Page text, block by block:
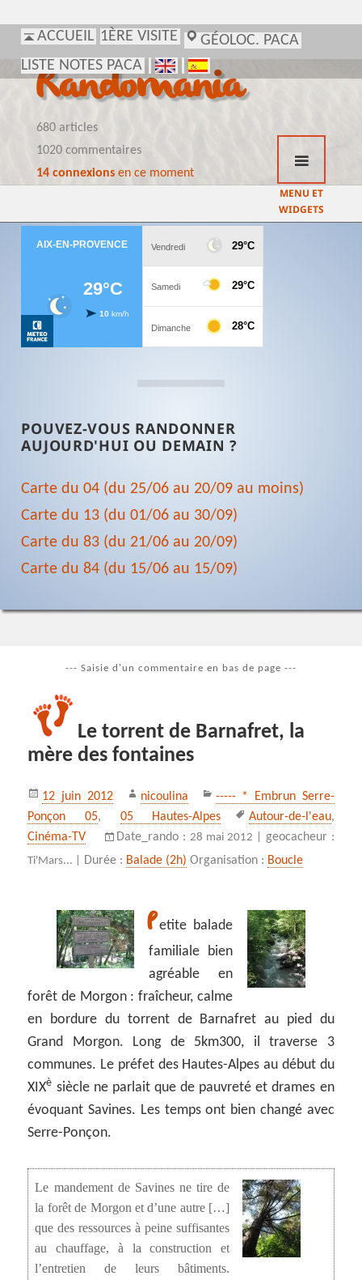
ACCUEIL 1ÈRE VISITE
GÉOLOC. PACA
LISTE NOTES PACA
Randomania
680 articles
1020 commentaires
14 connexionsen ce moment
MENU ET
WIDGETS
POUVEZ-VOUS RANDONNER
AUJOURD'HUI OU DEMAIN ?
Carte du 04 (du 25/06 au 20/09 au moins)
Carte du 13 (du 01/06 au 30/09)
Carte du 83 (du 21/06 au 20/09)
Carte du 84 (du 15/06 au 15/09)
--- Saisie d'un commentaire en bas de page ---
Le torrent de Barnafret, la
mère des fontaines
Publié
le
12 juin 2012 Auteur
nicoulina Catégories
----- * Embrun Serre-
Ponçon 05, 05 Hautes-Alpes
Mots-
clés
Autour-de-l'eau,
Cinéma-TV
Date_rando : 28 mai 2012 | geocacheur :
Ti'Mars... | Durée : Balade (2h) Organisation : Boucle
Petite balade
familiale bien
agréable en
forêt de Morgon : fraîcheur, calme
en bordure du torrent de Barnafret au pied du
Grand Morgon. Long de 5km300, il traverse 3
communes. Le préfet des Hautes-Alpes au début du
XIXè siècle ne parlait que de pauvreté et drames en
évoquant Savines. Les temps ont bien changé avec
Serre-Ponçon.
Le mandement de Savines ne tire de
la forêt de Morgon et d’une autre […]
que des ressources à peine suffisantes
au chauffage, à la construction et
l’entretien de leurs bâtiments.